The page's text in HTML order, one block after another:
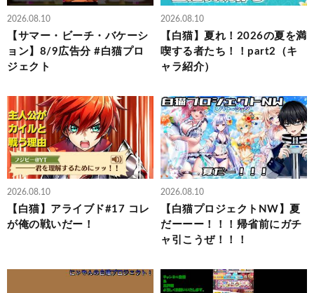
2026.08.10
【サマー・ビーチ・バケーシ
ョン】8/9広告分 #白猫プロ
ジェクト
2026.08.10
【白猫】夏れ！2026の夏を満
喫する者たち！！part2（キ
ャラ紹介）
2026.08.10
【白猫】アライブド#17 コレ
が俺の戦いだー！
2026.08.10
【白猫プロジェクトNW】夏
だーーー！！！帰省前にガチ
ャ引こうぜ！！！